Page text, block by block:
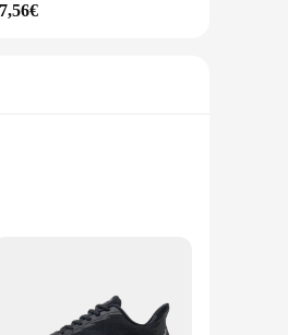
7,56€
modern, sleek design is